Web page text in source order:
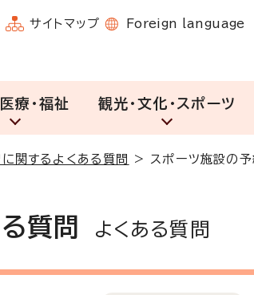
サイトマップ Foreign language
療・福祉 観光・文化・スポーツ
関するよくある質問 > スポーツ施設の
質問 よくある質問